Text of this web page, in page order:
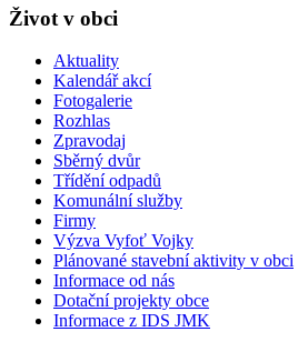
Život v obci
Aktuality
Kalendář akcí
Fotogalerie
Rozhlas
Zpravodaj
Sběrný dvůr
Třídění odpadů
Komunální služby
Firmy
Výzva Vyfoť Vojky
Plánované stavební aktivity v obci
Informace od nás
Dotační projekty obce
Informace z IDS JMK